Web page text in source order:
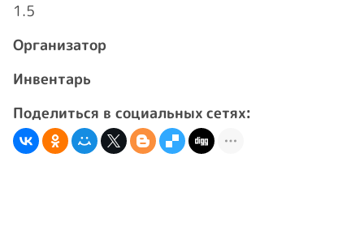
1.5
Организатор
Инвентарь
Поделиться в социальных сетях: